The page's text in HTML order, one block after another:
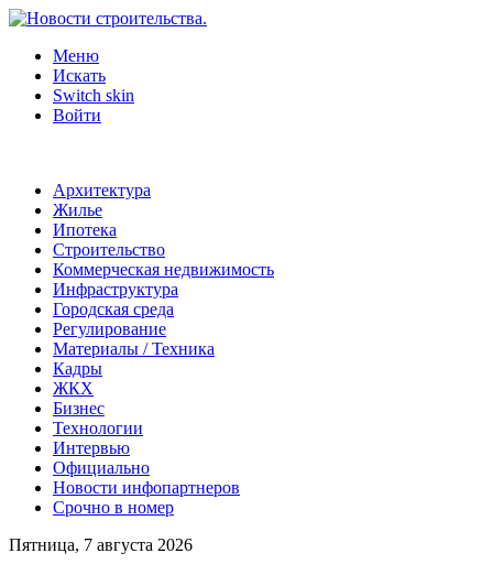
Меню
Искать
Switch skin
Войти
Архитектура
Жилье
Ипотека
Строительство
Коммерческая недвижимость
Инфраструктура
Городская среда
Регулирование
Материалы / Техника
Кадры
ЖКХ
Бизнес
Технологии
Интервью
Официально
Новости инфопартнеров
Срочно в номер
Пятница, 7 августа 2026